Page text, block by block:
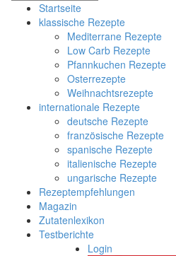
Startseite
klassische Rezepte
Mediterrane Rezepte
Low Carb Rezepte
Pfannkuchen Rezepte
Osterrezepte
Weihnachtsrezepte
internationale Rezepte
deutsche Rezepte
französische Rezepte
spanische Rezepte
italienische Rezepte
ungarische Rezepte
Rezeptempfehlungen
Magazin
Zutatenlexikon
Testberichte
Login